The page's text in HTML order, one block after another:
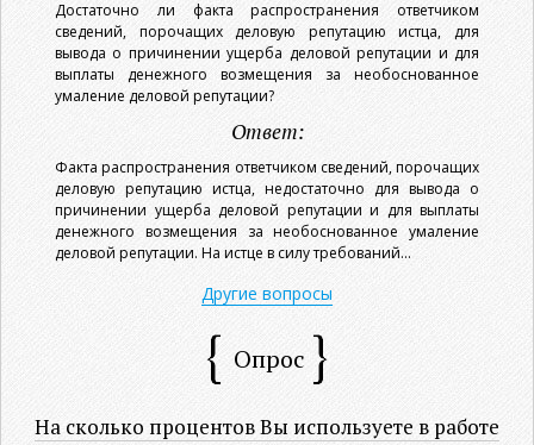
Достаточно ли факта распространения ответчиком
сведений, порочащих деловую репутацию истца, для
вывода о причинении ущерба деловой репутации и для
выплаты денежного возмещения за необоснованное
умаление деловой репутации?
Ответ:
Факта распространения ответчиком сведений, порочащих
деловую репутацию истца, недостаточно для вывода о
причинении ущерба деловой репутации и для выплаты
денежного возмещения за необоснованное умаление
деловой репутации. На истце в силу требований...
Другие вопросы
Опрос
На сколько процентов Вы используете в работе